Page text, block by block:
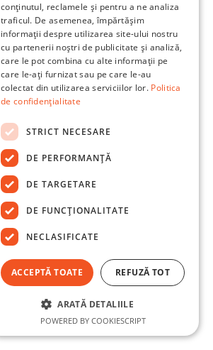
conținutul, reclamele și pentru a ne analiza
traficul. De asemenea, împărtășim
informații despre utilizarea site-ului nostru
cu partenerii noștri de publicitate și analiză,
care le pot combina cu alte informații pe
care le-ați furnizat sau pe care le-au
colectat din utilizarea serviciilor lor. Politica
de confidențialitate
STRICT NECESARE
DE PERFORMANȚĂ
DE TARGETARE
DE FUNCŢIONALITATE
NECLASIFICATE
ACCEPTĂ TOATE REFUZĂ TOT
ARATĂ DETALIILE
POWERED BY COOKIESCRIPT